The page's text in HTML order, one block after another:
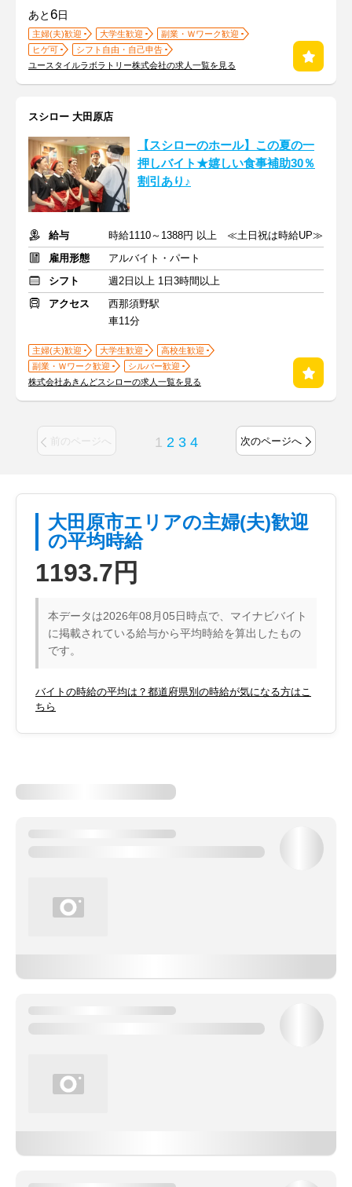
あと6日
主婦(夫)歓迎 大学生歓迎
副業・Ｗワーク歓迎
ヒゲ可
シフト自由・自己申告
ユースタイルラボラトリー株式会社の求人一覧を見る
スシロー 大田原店
【スシローのホール】この夏の一
押しバイト★嬉しい食事補助30％
割引あり♪
給与
時給1110～1388円 以上 ≪土日祝は時給UP≫
雇用形態
アルバイト・パート
シフト
週2日以上 1日3時間以上
アクセス
西那須野駅
車11分
主婦(夫)歓迎 大学生歓迎
高校生歓迎
副業・Ｗワーク歓迎
シルバー歓迎
株式会社あきんどスシローの求人一覧を見る
前のページへ 1 2 3 4 次のページへ
大田原市エリアの主婦(夫)歓迎
の平均時給
1193.7円
本データは2026年08月05日時点で、マイナビバイト
に掲載されている給与から平均時給を算出したもの
です。
バイトの時給の平均は？都道府県別の時給が気になる方はこ
ちら